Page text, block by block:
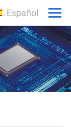
Español